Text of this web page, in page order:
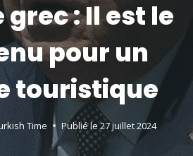
: Il est le
pour un
touristique
Time Publié le 27 juillet 2024